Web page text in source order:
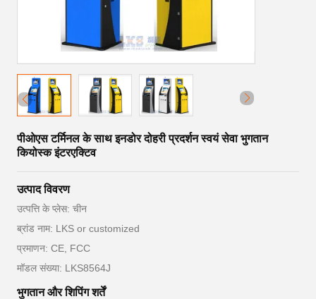
पीओएस टर्मिनल के साथ इनडोर दोहरी प्रदर्शन स्वयं सेवा भुगतान
कियोस्क इंटरएक्टिव
उत्पाद विवरण
उत्पत्ति के प्लेस: चीन
ब्रांड नाम: LKS or customized
प्रमाणन: CE, FCC
मॉडल संख्या: LKS8564J
भुगतान और शिपिंग शर्तें